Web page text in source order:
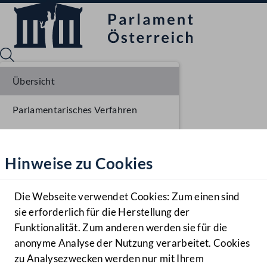
Hilfe
Benutzer
Navigationsmenü öffnen
MENÜ
Hinweise zu Cookies
Die Webseite verwendet Cookies: Zum einen sind
sie erforderlich für die Herstellung der
Funktionalität. Zum anderen werden sie für die
anonyme Analyse der Nutzung verarbeitet. Cookies
zu Analysezwecken werden nur mit Ihrem
Übersicht
Parlamentarisches Verfahren
Erste Lesung NR
Ausschussberatungen NR
Plenarberatungen NR
Ausschussberatungen NR